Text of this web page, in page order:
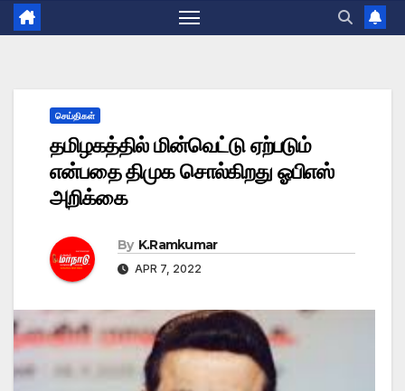
செய்திகள்
தமிழகத்தில் மின்வெட்டு ஏற்படும்
என்பதை திமுக சொல்கிறது ஓபிஎஸ்
அறிக்கை
By K.Ramkumar
APR 7, 2022